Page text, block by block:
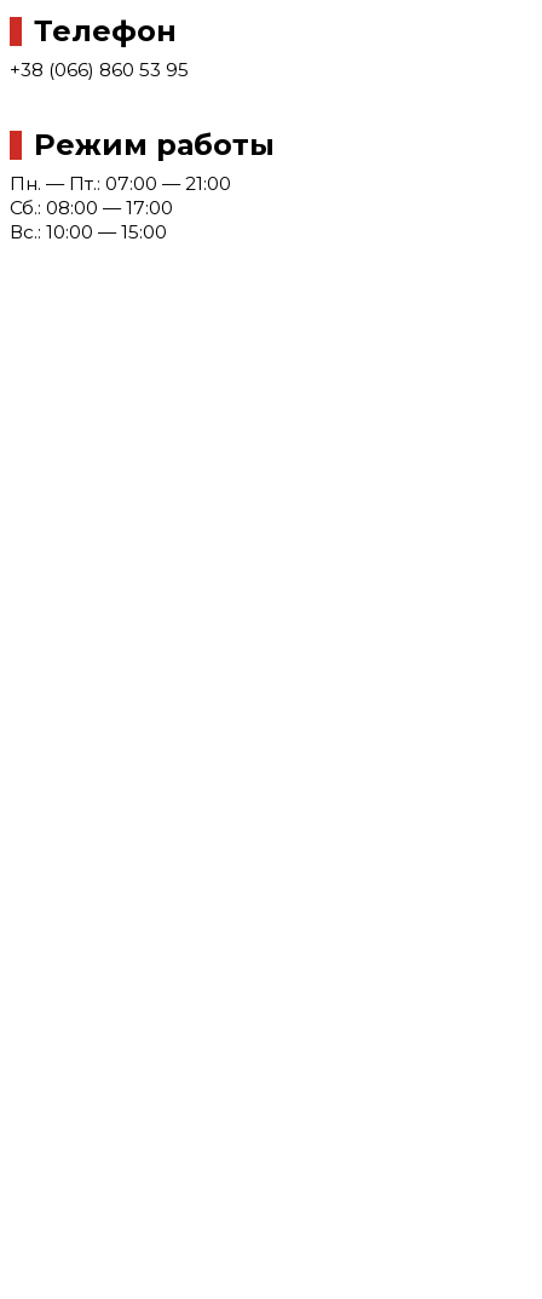
Телефон
+38 (066) 860 53 95
Режим работы
Пн. — Пт.: 07:00 — 21:00
Сб.: 08:00 — 17:00
Вс.: 10:00 — 15:00